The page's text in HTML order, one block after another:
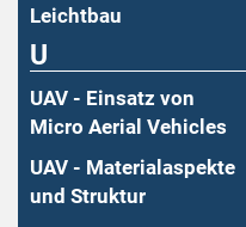
Leichtbau
U
UAV - Einsatz von
Micro Aerial Vehicles
UAV - Materialaspekte
und Struktur